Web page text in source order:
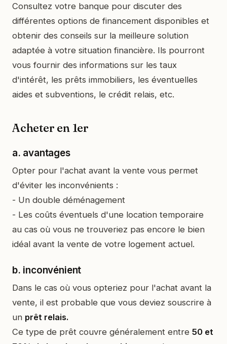
Consultez votre banque pour discuter des
différentes options de financement disponibles et
obtenir des conseils sur la meilleure solution
adaptée à votre situation financière. Ils pourront
vous fournir des informations sur les taux
d'intérêt, les prêts immobiliers, les éventuelles
aides et subventions, le crédit relais, etc.
Acheter en 1er
a. avantages
Opter pour l'achat avant la vente vous permet
d'éviter les inconvénients :
- Un double déménagement
- Les coûts éventuels d'une location temporaire
au cas où vous ne trouveriez pas encore le bien
idéal avant la vente de votre logement actuel.
b. inconvénient
Dans le cas où vous opteriez pour l'achat avant la
vente, il est probable que vous deviez souscrire à
un prêt relais.
Ce type de prêt couvre généralement entre 50 et